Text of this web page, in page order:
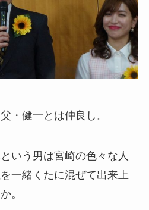
・健一とは仲良し。
いう男は宮崎の色々な人
一緒くたに混ぜて出来上
。